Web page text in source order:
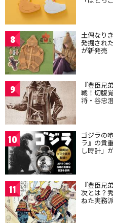
8 土偶なり
発掘され
が新発売
9 『豊臣兄
戦！切腹
将・谷忠
10 ゴジラの
ラ』の貴
し時計」
11 『豊臣兄
次とは？
ねた実務